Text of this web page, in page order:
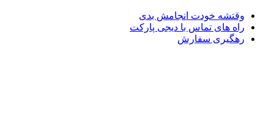
وقتشه خودت انجامش بدی
راه های تماس با دیجی پارکت
رهگیری سفارش